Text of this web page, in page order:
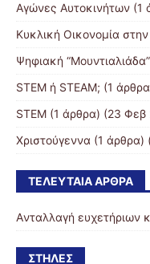
Αγώνες Αυτοκινήτων (1
Κυκλική Οικονομία
Ψηφιακή “Μουντιαλιάδα”
STEM ή STEAM; (1
STEM (1 άρθρα) (23 Φεβ
Χριστούγεννα (1 άρθρα)
ΤΕΛΕΥΤΑΊΑ ΆΡΘΡΑ
Aνταλλαγή ευχετήριων
ΣΤΉΛΕΣ